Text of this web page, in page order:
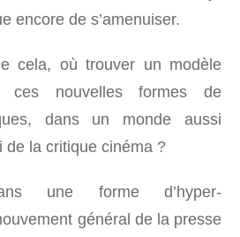
encore de s’amenuiser.
cela, où trouver un modèle
ces nouvelles formes de
dans un monde aussi
de la critique cinéma ?
une forme d’hyper-
général de la presse